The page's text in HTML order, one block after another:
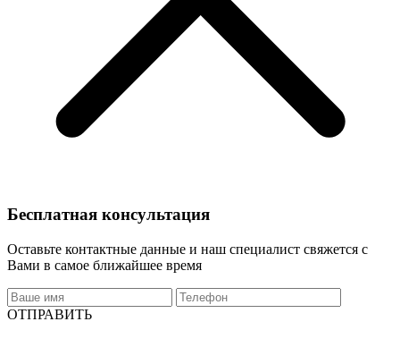
Бесплатная консультация
Оставьте контактные данные и наш специалист свяжется с
Вами в самое ближайшее время
ОТПРАВИТЬ